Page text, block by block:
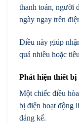
thanh toán, người
ngày ngay trên
Điều này giúp
quá nhiều hoặc
Phát hiện thiết
Một chiếc điều
bị điện hoạt động
đáng kể.